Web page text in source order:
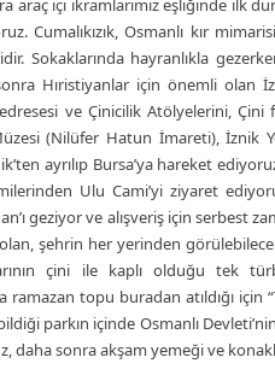
içi ikramlarımız eşliğinde ilk
Cumalıkızık, Osmanlı kır
Sokaklarında hayranlıkla
Hıristiyanlar için önemli olan
ve Çinicilik Atölyelerini, Çini
(Nilüfer Hatun İmareti),
ayrılıp Bursa’ya hareket
Ulu Cami’yi ziyaret
geziyor ve alışveriş için
şehrin her yerinden
çini ile kaplı olduğu tek
topu buradan atıldığı için
parkın içinde Osmanlı
daha sonra akşam yemeği ve